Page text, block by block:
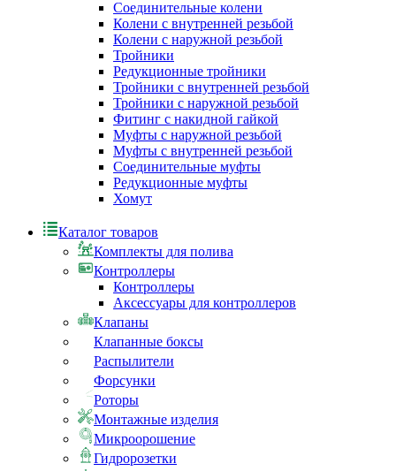
Соединительные колени
Колени с внутренней резьбой
Колени с наружной резьбой
Тройники
Редукционные тройники
Тройники с внутренней резьбой
Тройники с наружной резьбой
Фитинг с накидной гайкой
Муфты с наружной резьбой
Муфты с внутренней резьбой
Соединительные муфты
Редукционные муфты
Хомут
Каталог товаров
Комплекты для полива
Контроллеры
Контроллеры
Аксессуары для контроллеров
Клапаны
Клапанные боксы
Распылители
Форсунки
Роторы
Монтажные изделия
Микроорошение
Гидророзетки